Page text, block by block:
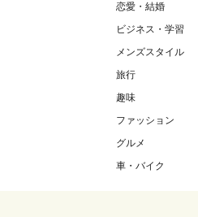
恋愛・結婚
ビジネス・学習
メンズスタイル
旅行
趣味
ファッション
グルメ
車・バイク